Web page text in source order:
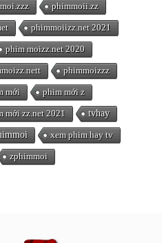
phimmoii.zz
phimmoiizz.net 2021
phim moizz.net 2020
phimmoizzz
mới phim mới z
mới zz.net 2021 tvhay
xem phim hay tv
zphimmoi